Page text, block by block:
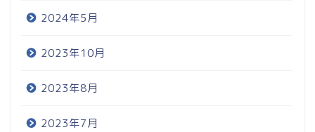
2024年5月
2023年10月
2023年8月
2023年7月